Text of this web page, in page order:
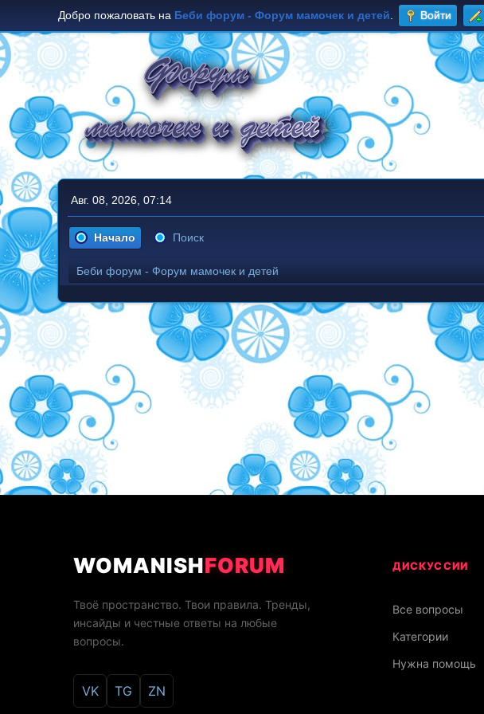
Добро пожаловать на Беби форум - Форум мамочек и детей Войти
Авг. 08, 2026, 07:14
Начало Поиск
Беби форум - Форум мамочек и детей
WOMANISHFORUM
Твоё пространство. Твои правила. Тренды,
инсайды и честные ответы на любые
вопросы.
VK TG ZN
ДИСКУССИИ
Все вопросы
Категории
Нужна помощь